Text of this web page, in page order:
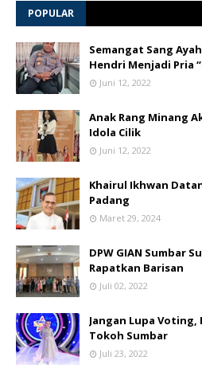
POPULAR
Semangat Sang
Hendri Menjadi Pria
Juni 12, 2022
Anak Rang Minang
Idola Cilik
Juni 12, 2022
Khairul Ikhwan
Padang
Maret 29, 2024
DPW GIAN Sumbar
Rapatkan Barisan
Juli 02, 2022
Jangan Lupa Voting,
Tokoh Sumbar
Juli 23, 2022